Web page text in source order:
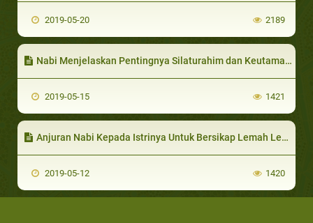
2019-05-20 2189
Nabi Menjelaskan Pentingnya Silaturahim dan Keutamaannya
2019-05-15 1421
Anjuran Nabi Kepada Istrinya Untuk Bersikap Lemah Lembut dan Bersabar
2019-05-12 1420